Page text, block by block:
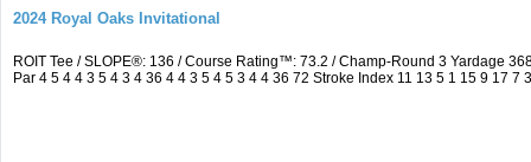
2024 Royal Oaks Invitational
ROIT Tee / SLOPE®: 136 / Course Rating™: 73.2 / Champ-Round 3 Yardage
Par 4 5 4 4 3 5 4 3 4 36 4 4 3 5 4 5 3 4 4 36 72 Stroke Index 11 13 5 1 15 9 17 7